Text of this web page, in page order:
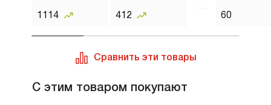
1114 412 60
Сравнить эти товары
С этим товаром покупают